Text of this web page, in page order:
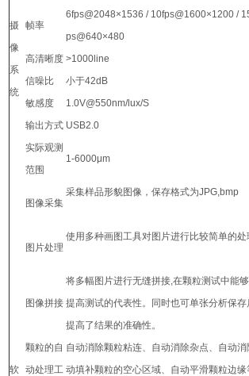
摄
像
系
统
帧率
6fps@2048×1536 / 10fps@1600×1200 /
ps@640×480
高清晰度 >1000line
信噪比
小于42dB
敏感度
1.0V@550nm/lux/S
输出方式 USB2.0
实际观测
范围
1-6000μm
软
图像采集
采集样品形貌图像，保存格式为JPG,bmp
图片处理
使用多种画图工具对图片进行比较简单的处
图像拼接
将多幅图片进行无缝拼接,在颗粒测试中能
提高测试的代表性。同时也可单张分析保
提高了结果的准确性。
颗粒的自
动处理工
自动消除颗粒粘连、自动消除杂点、自动
动填补颗粒的空心区域、自动平滑颗粒边缘